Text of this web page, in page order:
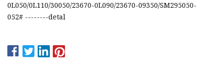
0L050/0L110/30050/23670-0L090/23670-09350/SM295050-
052# --------detal